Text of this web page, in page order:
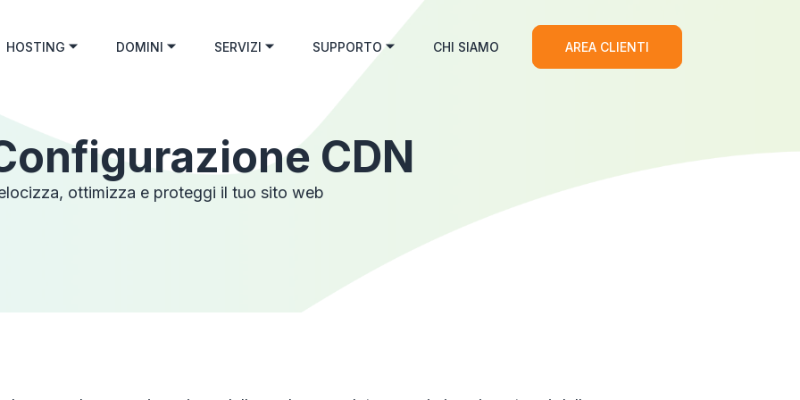
HOSTING DOMINI SERVIZI SUPPORTO CHI SIAMO AREA CLIENTI
CDN
ottimizza e proteggi il tuo sito web